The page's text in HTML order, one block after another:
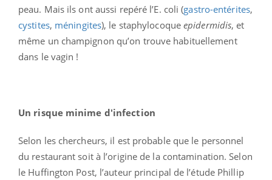
peau. Mais ils ont aussi repéré l’E. coli (gastro-entérites,
cystites, méningites), le staphylocoqueepidermidis, et
même un champignon qu’on trouve habituellement
dans le vagin !
Un risque minime d'infection
Selon les chercheurs, il est probable que le personnel
du restaurant soit à l’origine de la contamination. Selon
le Huffington Post, l’auteur principal de l’étude Phillip